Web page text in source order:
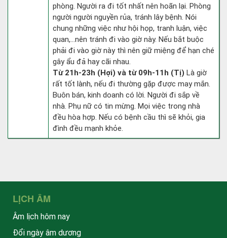
phòng. Người ra đi tốt nhất nên hoãn lại. Phòng
người người nguyền rủa, tránh lây bệnh. Nói
chung những việc như hội họp, tranh luận, việc
quan,…nên tránh đi vào giờ này. Nếu bắt buộc
phải đi vào giờ này thì nên giữ miệng để hạn ché
gây ẩu đả hay cãi nhau.
Từ 21h-23h (Hợi) và từ 09h-11h (Tị) Là giờ
rất tốt lành, nếu đi thường gặp được may mắn.
Buôn bán, kinh doanh có lời. Người đi sắp về
nhà. Phụ nữ có tin mừng. Mọi việc trong nhà
đều hòa hợp. Nếu có bệnh cầu thì sẽ khỏi, gia
đình đều mạnh khỏe.
LỊCH ÂM
Âm lịch hôm nay
Đổi ngày âm dương